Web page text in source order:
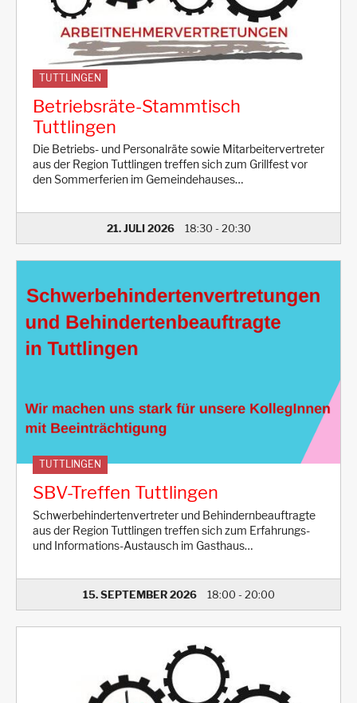
TUTTLINGEN
Betriebsräte-Stammtisch
Tuttlingen
Die Betriebs- und Personalräte sowie Mitarbeitervertreter
aus der Region Tuttlingen treffen sich zum Grillfest vor
den Sommerferien im Gemeindehauses…
21. JULI 2026 18:30 - 20:30
TUTTLINGEN
SBV-Treffen Tuttlingen
Schwerbehindertenvertreter und Behindernbeauftragte
aus der Region Tuttlingen treffen sich zum Erfahrungs-
und Informations-Austausch im Gasthaus…
15. SEPTEMBER 2026 18:00 - 20:00